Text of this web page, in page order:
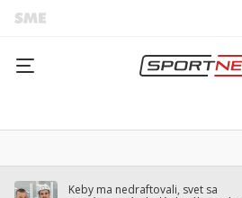
Keby ma nedraftovali, svet sa